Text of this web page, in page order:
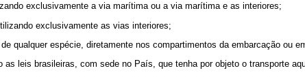
exclusivamente a via marítima ou a via marítima e as interiores;
exclusivamente as vias interiores;
qualquer espécie, diretamente nos compartimentos da embarcação ou
leis brasileiras, com sede no País, que tenha por objeto o transporte